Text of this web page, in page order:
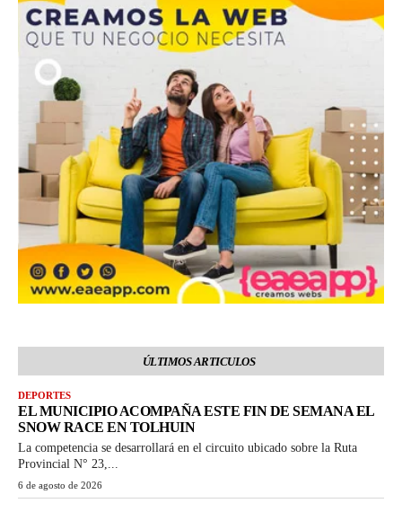
ÚLTIMOS ARTICULOS
DEPORTES
EL MUNICIPIO ACOMPAÑA ESTE FIN DE SEMANA EL
SNOW RACE EN TOLHUIN
La competencia se desarrollará en el circuito ubicado sobre la Ruta
Provincial N° 23,...
6 de agosto de 2026